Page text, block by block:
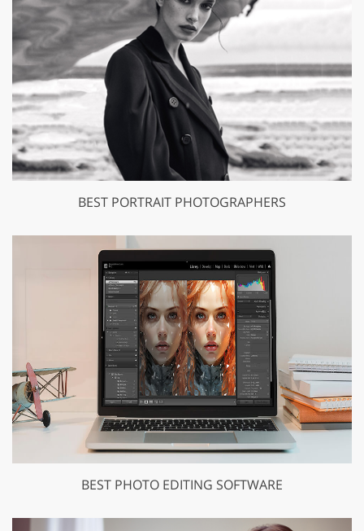
BEST PORTRAIT PHOTOGRAPHERS
BEST PHOTO EDITING SOFTWARE